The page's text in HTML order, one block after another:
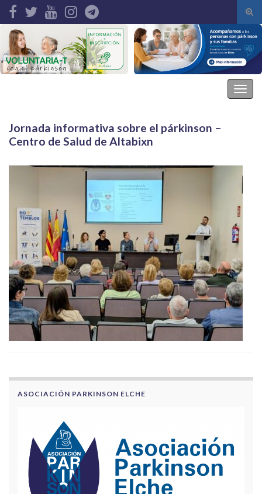
de
Search for:
Jornada informativa sobre el párkinson –
Centro de Salud de Altabixn
ASOCIACIÓN PARKINSON ELCHE